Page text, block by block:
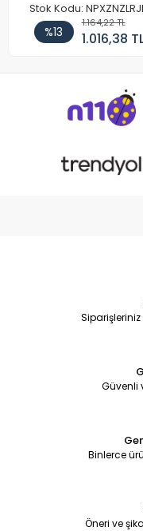
Stok Kodu: NPXZNZLRJI
%13
1.164,22 TL
1.016,38
Siparişleriniz
Güvenli
Binlerce
Öneri ve